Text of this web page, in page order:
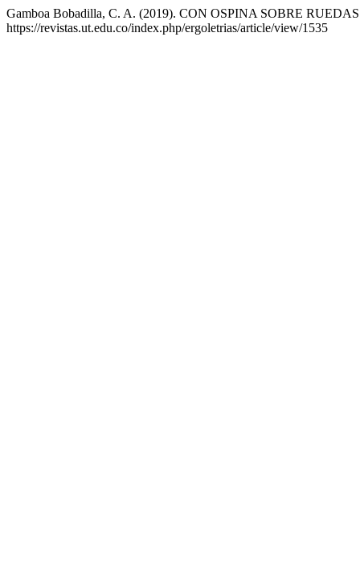
Gamboa Bobadilla, C. A. (2019). CON OSPINA SOBRE
https://revistas.ut.edu.co/index.php/ergoletrias/article/view/1535